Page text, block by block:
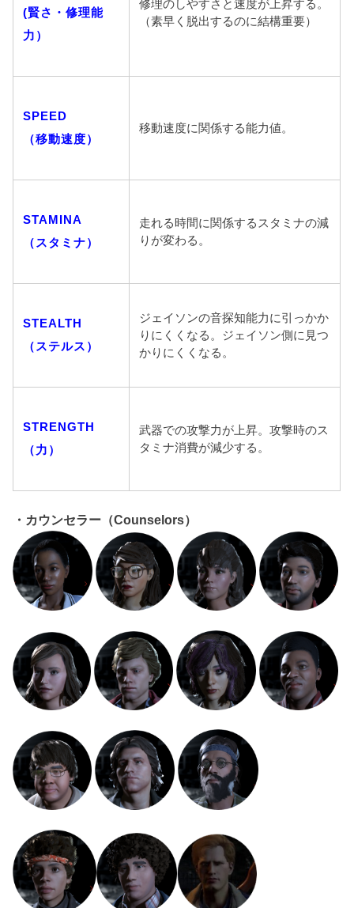
(賢さ・修理能
力）
修理のしやすさと速度が上昇する。
（素早く脱出するのに結構重要）
SPEED
（移動速度）
移動速度に関係する能力値。
STAMINA
（スタミナ）
走れる時間に関係するスタミナの減
りが変わる。
STEALTH
（ステルス）
ジェイソンの音探知能力に引っかか
りにくくなる。ジェイソン側に見つ
かりにくくなる。
STRENGTH
（力）
武器での攻撃力が上昇。攻撃時のス
タミナ消費が減少する。
・カウンセラー（Counselors）